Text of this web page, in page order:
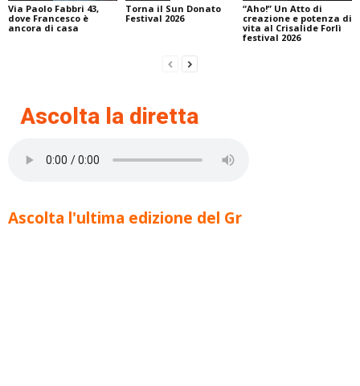
Via Paolo Fabbri 43,
dove Francesco è
ancora di casa
Torna il Sun Donato
Festival 2026
“Aho!” Un Atto di
creazione e potenza di
vita al Crisalide Forlì
festival 2026
Ascolta la diretta
Ascolta l'ultima edizione del Gr